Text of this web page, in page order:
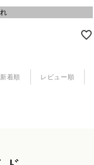
新着順 レビュー順